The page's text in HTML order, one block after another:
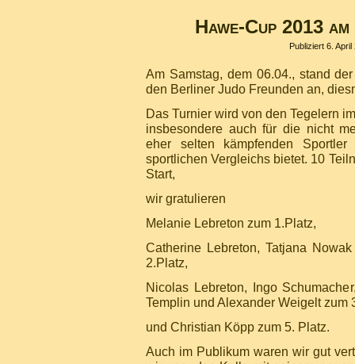
Hawe-Cup 2013
Publiziert 6. April
Am Samstag, dem 06.04., stand
den Berliner Judo Freunden an,
Das Turnier wird von den Tegelern
insbesondere auch für die nicht
eher selten kämpfenden
sportlichen Vergleichs bietet. 10
Start,
wir gratulieren
Melanie Lebreton zum 1.Platz,
Catherine Lebreton, Tatjana
2.Platz,
Nicolas Lebreton, Ingo
Templin und Alexander Weigelt zum
und Christian Köpp zum 5. Platz.
Auch im Publikum waren wir gut